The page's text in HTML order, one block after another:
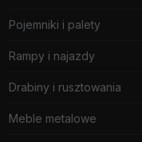
Pojemniki i palety
Rampy i najazdy
Drabiny i rusztowania
Meble metalowe